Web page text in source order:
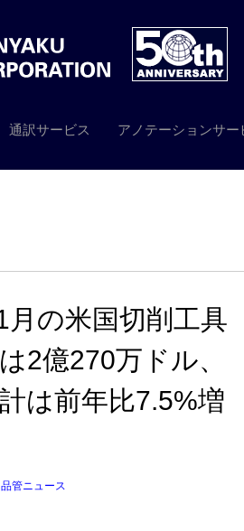
通訳サービス アノテーションサー
月の米国切削工具
2億270万ドル、
は前年比7.5%増
管ニュース